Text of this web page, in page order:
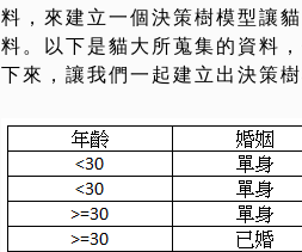
料，來建立一個決策樹模型讓
料。以下是貓大所蒐集的資料
下來，讓我們一起建立出決策樹